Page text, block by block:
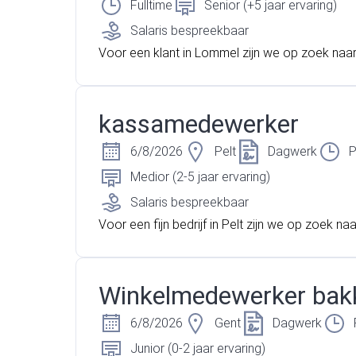
Fulltime
Senior (+5 jaar ervaring)
Salaris bespreekbaar
Voor een klant in Lommel zijn we op zoek naar
e een afgeronde technische opleiding? Op
ant dan zoeken wij jou!
kassamedewerker
6/8/2026 Pelt Dagwerk
Medior (2-5 jaar ervaring)
Salaris bespreekbaar
Voor een fijn bedrijf in Pelt zijn we op zoek
m een doe het zelf zaak en je bent
contact met klanten? Ben je goed met cijfers?
en we de uitdaging voor jou!
Winkelmedewerker
6/8/2026 Gent Dagwerk
Junior (0-2 jaar ervaring)